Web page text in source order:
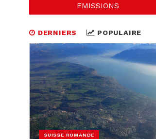
EMISSIONS
DERNIERS POPULAIRE
SUISSE ROMANDE